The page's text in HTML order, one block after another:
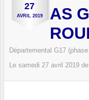
27
AVRIL 2019
AS
Départemental G17
Le samedi 27 avril 2019